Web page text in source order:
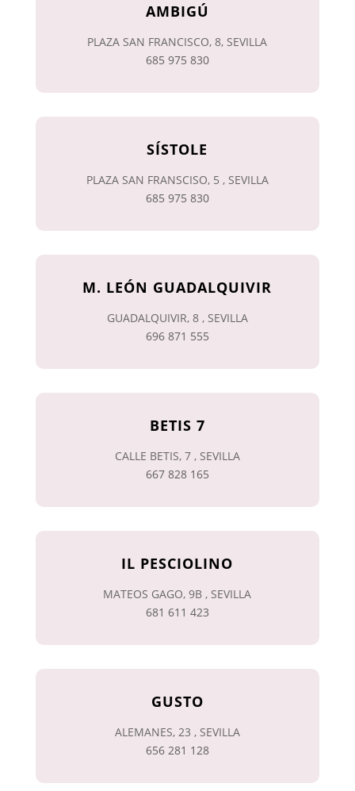
AMBIGÚ
PLAZA SAN FRANCISCO, 8, SEVILLA
685 975 830
SÍSTOLE
PLAZA SAN FRANSCISO, 5 , SEVILLA
685 975 830
M. LEÓN GUADALQUIVIR
GUADALQUIVIR, 8 , SEVILLA
696 871 555
BETIS 7
CALLE BETIS, 7 , SEVILLA
667 828 165
IL PESCIOLINO
MATEOS GAGO, 9B , SEVILLA
681 611 423
GUSTO
ALEMANES, 23 , SEVILLA
656 281 128